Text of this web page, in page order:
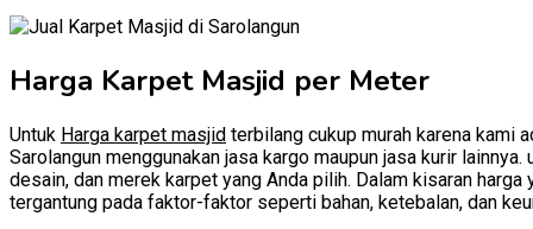
Harga Karpet Masjid per Meter
Untuk Harga karpet masjid terbilang cukup murah karena kami
Sarolangun menggunakan jasa kargo maupun jasa kurir
desain, dan merek karpet yang Anda pilih. Dalam kisaran
tergantung pada faktor-faktor seperti bahan, ketebalan, dan